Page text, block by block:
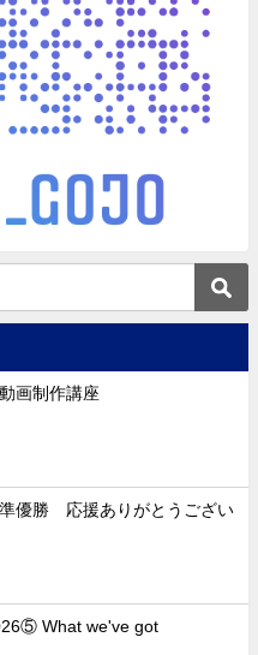
画制作講座
準優勝 応援ありがとうござい
What we've got